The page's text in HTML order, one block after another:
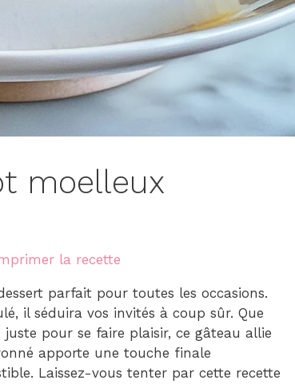
moelleux
la recette
parfait pour toutes les occasions.
il séduira vos invités à coup sûr. Que
pour se faire plaisir, ce gâteau allie
apporte une touche finale
Laissez-vous tenter par cette recette